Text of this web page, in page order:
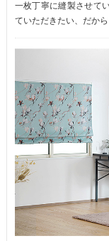
一枚丁寧に縫製させて
ていただきたい、だか